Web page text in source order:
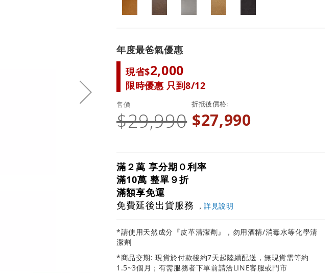
年度最爸氣優惠
現省$2,000
限時優惠 只到8/12
折抵後價格
$27,990
售價
$29,990
滿２萬 享分期０利率
滿10萬 整單９折
滿額享免運
免費延後出貨服務 ，詳見說明
*請使用天然成分『皮革清潔劑』，勿用酒精/消毒水等化學清
潔劑
*商品交期: 現貨於付款後約7天起陸續配送，無現貨需等約
1.5~3個月；有需服務者下單前請洽LINE客服或門市